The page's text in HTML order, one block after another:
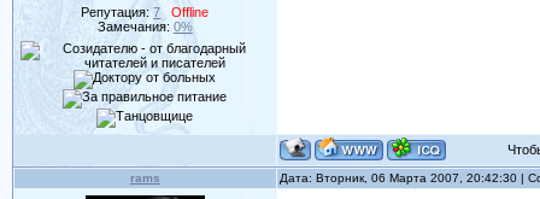
Репутация:7
Offline
Замечания: 0%
rams Дата: Вторник, 06 Марта 2007, 20:42:30 |